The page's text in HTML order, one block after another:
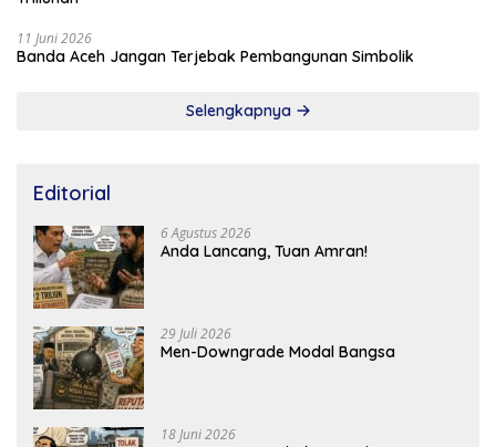
11 Juni 2026
Banda Aceh Jangan Terjebak Pembangunan Simbolik
Selengkapnya
Editorial
6 Agustus 2026
Anda Lancang, Tuan Amran!
29 Juli 2026
Men-Downgrade Modal Bangsa
18 Juni 2026